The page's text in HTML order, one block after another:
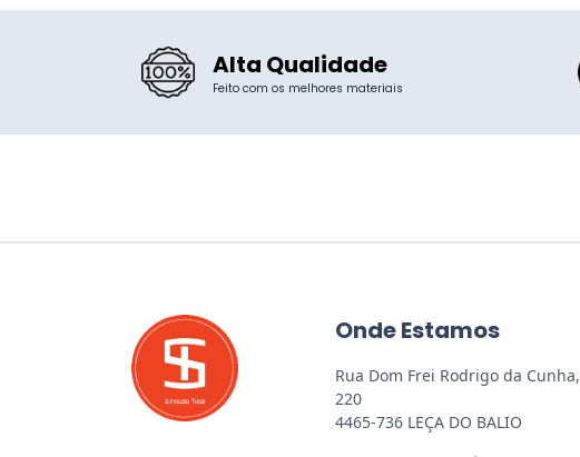
Alta Qualidade
Feito com os melhores materiais
Onde Estamos
Rua Dom Frei Rodrigo da Cunha,
220
4465-736 LEÇA DO BALIO